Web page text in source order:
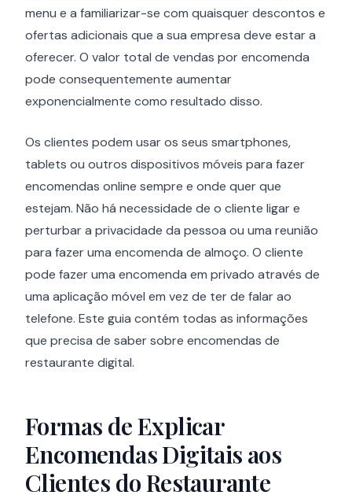
menu e a familiarizar-se com quaisquer descontos e
ofertas adicionais que a sua empresa deve estar a
oferecer. O valor total de vendas por encomenda
pode consequentemente aumentar
exponencialmente como resultado disso.
Os clientes podem usar os seus smartphones,
tablets ou outros dispositivos móveis para fazer
encomendas online sempre e onde quer que
estejam. Não há necessidade de o cliente ligar e
perturbar a privacidade da pessoa ou uma reunião
para fazer uma encomenda de almoço. O cliente
pode fazer uma encomenda em privado através de
uma aplicação móvel em vez de ter de falar ao
telefone. Este guia contém todas as informações
que precisa de saber sobre encomendas de
restaurante digital.
Formas de Explicar
Encomendas Digitais aos
Clientes do Restaurante